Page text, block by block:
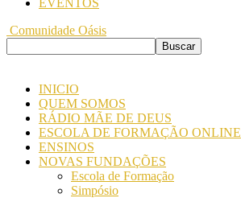
EVENTOS
Comunidade Oásis
INICIO
QUEM SOMOS
RÁDIO MÃE DE DEUS
ESCOLA DE FORMAÇÃO ONLINE
ENSINOS
NOVAS FUNDAÇÕES
Escola de Formação
Simpósio